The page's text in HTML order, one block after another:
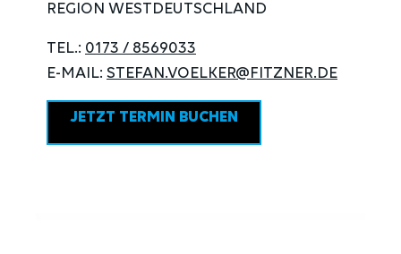
REGION WESTDEUTSCHLAND
TEL.: 0173 / 8569033
E-MAIL: STEFAN.VOELKER@FITZNER.DE
JETZT TERMIN BUCHEN